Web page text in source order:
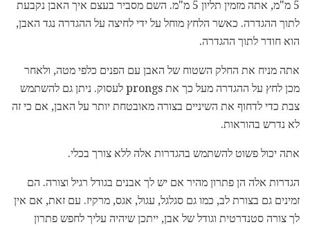
5 מ"מ, אתה מזמין תליון 5 מ"מ. השם מסביר בעצם איך האבן נקבעת
לתוך ההגדרה. כאשר הלחץ מוחל על ידי לחיצה על ההגדרה נגד האבן,
הוא חודר לתוך ההגדרה.
אתה מניח את החלק השטוח של האבן עם הפנים כלפי מטה, ולאחר
מכן לחץ על ההגדרה מעל כך את prongs לעסוק. ניתן גם להשתמש
צבת כדי לדחוף את השיניים בצורה מאובטחת יותר על האבן, אם כי זה
לא נדרש בהוראות.
אתה יכול פשוט להשתמש בהגדרות אלה ללא צורך בכלי.
הגדרות אלה הן פתרון מהיר אם יש לך אבנים בגודל רגיל וצורה. הם
זמינים גם בצורת לב, כמו גם סגלגל, עגול, אגס, מרקיז. עם זאת, אם אין
לך צורה סטנדרטית וגודל של אבן, ייתכן שיהיה עליך לחפש פתרון